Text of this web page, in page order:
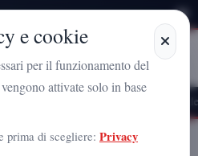
costruendo il radicamento del
e cookie
per il funzionamento del
attivate solo in base
prima di scegliere: Privacy